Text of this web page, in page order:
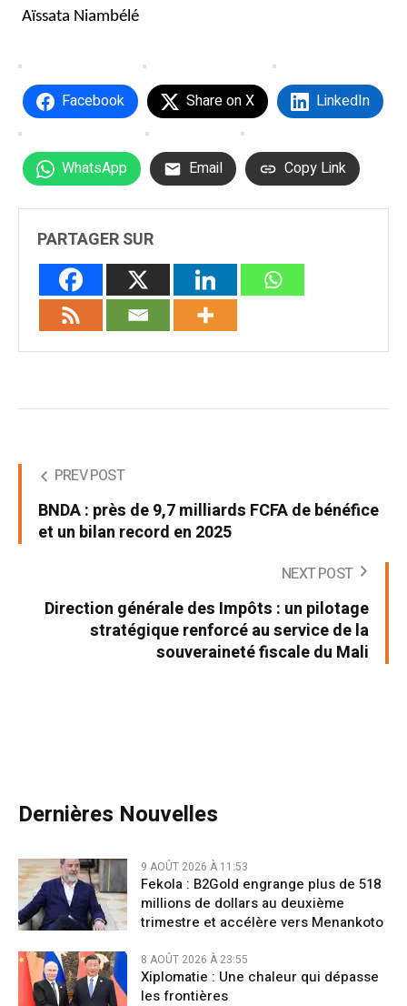
Aïssata Niambélé
Facebook Share on X LinkedIn
WhatsApp Email Copy Link
PARTAGER SUR
PREV POST
BNDA : près de 9,7 milliards FCFA de bénéfice
et un bilan record en 2025
NEXT POST
Direction générale des Impôts : un pilotage
stratégique renforcé au service de la
souveraineté fiscale du Mali
Dernières Nouvelles
9 AOÛT 2026 À 11:53
Fekola : B2Gold engrange plus de 518
millions de dollars au deuxième
trimestre et accélère vers Menankoto
8 AOÛT 2026 À 23:55
Xiplomatie : Une chaleur qui dépasse
les frontières